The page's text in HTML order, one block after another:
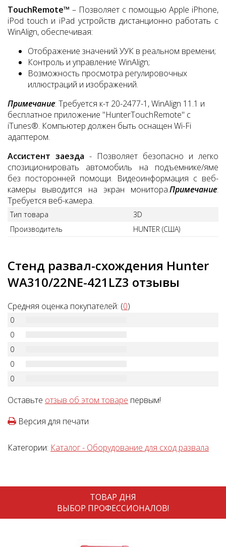
TouchRemote™ – Позволяет с помощью Apple iPhone,
iPod touch и iPad устройств дистанционно работать с
WinAlign, обеспечивая:
Отображение значений УУК в реальном времени;
Контроль и управление WinAlign;
Возможность просмотра регулировочных
иллюстраций и изображений.
Примечание: Требуется к-т 20-2477-1, WinAlign 11.1 и
бесплатное приложение "HunterTouchRemote" с
iTunes®. Компьютер должен быть оснащен Wi-Fi
адаптером.
Ассистент заезда - Позволяет безопасно и легко
спозиционировать автомобиль на подъемнике/яме
без посторонней помощи. Видеоинформация с веб-
камеры выводится на экран монитора.Примечание:
Требуется веб-камера.
Тип товара
3D
Производитель
HUNTER (США)
Стенд развал-схождения Hunter
WA310/22NE-421LZ3 отзывы
Средняя оценка покупателей: (0)
0
0
0
0
0
Оставьте отзыв об этом товаре первым!
Версия для печати
Категории: Каталог - Оборудование для сход развала
ТОВАР ДНЯ
ВЫБОР ПРОФЕССИОНАЛОВ!